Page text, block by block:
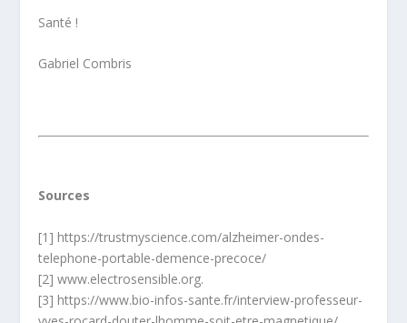
Santé !
Gabriel Combris
Sources
[1] https://trustmyscience.com/alzheimer-ondes-
telephone-portable-demence-precoce/
[2] www.electrosensible.org.
[3] https://www.bio-infos-sante.fr/interview-professeur-